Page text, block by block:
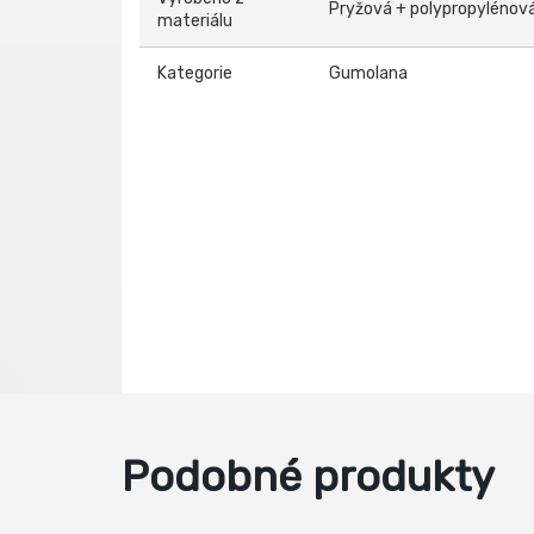
materiálu
Pryžová +
Kategorie Gumolana
Podobné produkty